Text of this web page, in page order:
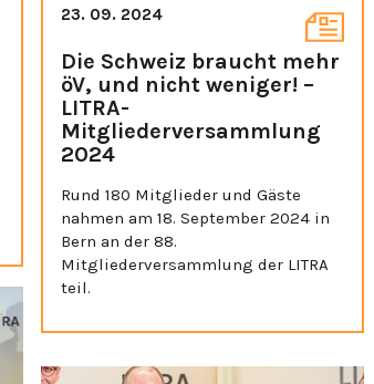
23. 09. 2024
Die Schweiz braucht mehr
öV, und nicht weniger! –
LITRA-
Mitgliederversammlung
2024
Rund 180 Mitglieder und Gäste
nahmen am 18. September 2024 in
Bern an der 88.
Mitgliederversammlung der LITRA
teil.